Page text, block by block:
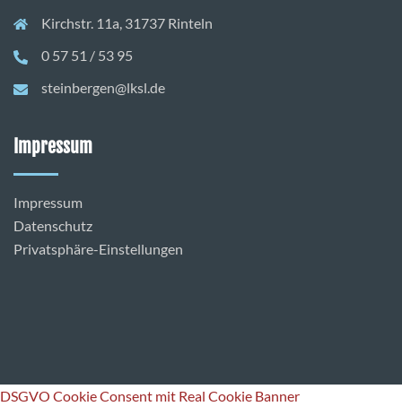
Kirchstr. 11a, 31737 Rinteln
0 57 51 / 53 95
steinbergen@lksl.de
Impressum
Impressum
Datenschutz
Privatsphäre-Einstellungen
DSGVO Cookie Consent mit Real Cookie Banner